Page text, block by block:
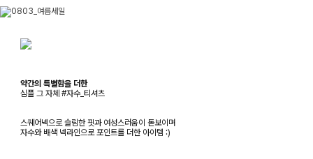
약간의 특별함을 더한
심플 그 자체 #자수_티셔츠
스퀘어넥으로 슬림한 핏과 여성스러움이 돋보이며
자수와 배색 넥라인으로 포인트를 더한 아이템 :)